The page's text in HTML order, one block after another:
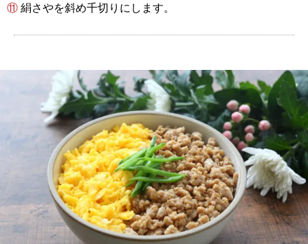
⑪ 絹さやを斜め千切りにします。